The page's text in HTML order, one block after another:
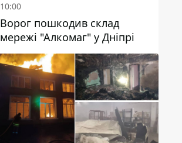
10:00
Ворог пошкодив склад
мережі "Алкомаг" у Дніпрі